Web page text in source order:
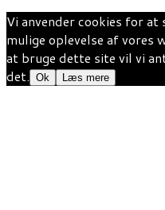
Vi anvender cookies for
mulige oplevelse af
at bruge dette site vil vi
det. Ok Læs mere